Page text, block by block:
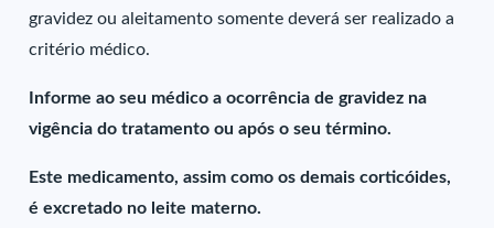
gravidez ou aleitamento somente deverá ser realizado a
critério médico.
Informe ao seu médico a ocorrência de gravidez na
vigência do tratamento ou após o seu término.
Este medicamento, assim como os demais corticóides,
é excretado no leite materno.